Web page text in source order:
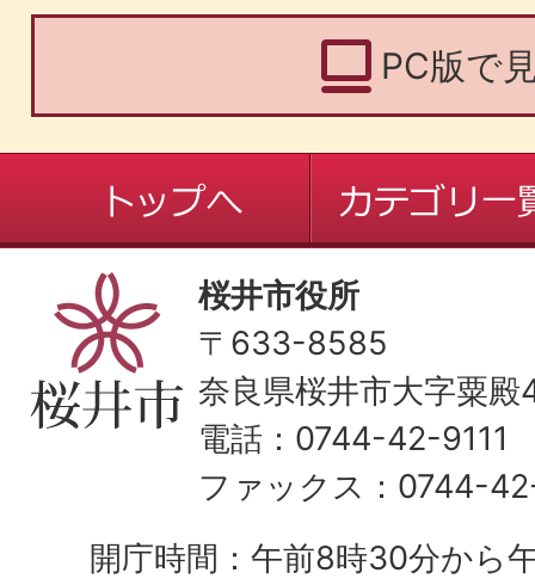
PC版で
桜井市役所
〒633-8585
奈良県桜井市大字粟
電話：0744-42-9111
ファックス：0744-
開庁時間：午前8時30分から